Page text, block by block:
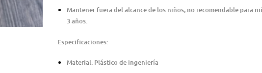
Mantener fuera del alcance de los niños, no recomendable para
3 años.
Especificaciones:
Material: Plástico de ingeniería